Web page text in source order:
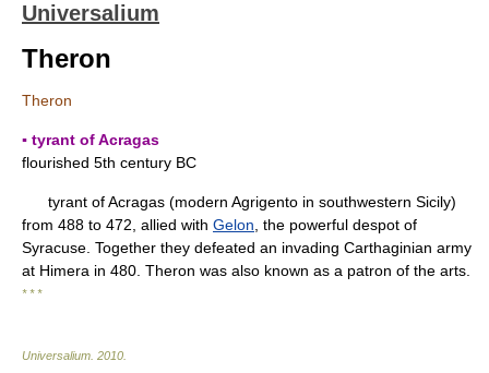
Universalium
Theron
Theron
▪ tyrant of Acragas
flourished 5th century BC
tyrant of Acragas (modern Agrigento in southwestern Sicily)
from 488 to 472, allied with Gelon , the powerful despot of
Syracuse. Together they defeated an invading Carthaginian army
at Himera in 480. Theron was also known as a patron of the arts.
* * *
Universalium 2010